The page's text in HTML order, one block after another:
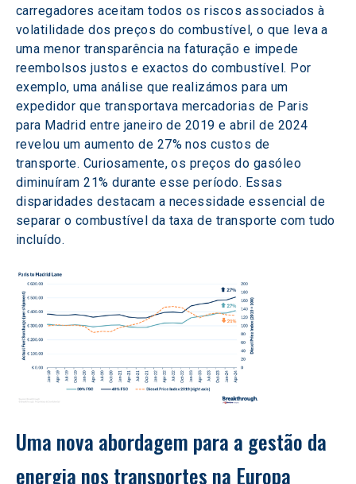
carregadores aceitam todos os riscos associados à
volatilidade dos preços do combustível, o que leva a
uma menor transparência na faturação e impede
reembolsos justos e exactos do combustível. Por
exemplo, uma análise que realizámos para um
expedidor que transportava mercadorias de Paris
para Madrid entre janeiro de 2019 e abril de 2024
revelou um aumento de 27% nos custos de
transporte. Curiosamente, os preços do gasóleo
diminuíram 21% durante esse período. Essas
disparidades destacam a necessidade essencial de
separar o combustível da taxa de transporte com tudo
incluído.
Uma nova abordagem para a gestão da
energia nos transportes na Europa